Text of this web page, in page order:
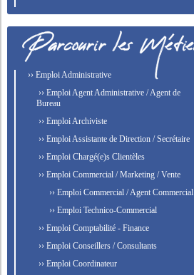
›› Emploi Administrative
›› Emploi Agent Administrative / Agent de
Bureau
›› Emploi Archiviste
›› Emploi Assistante de Direction / Secrétaire
›› Emploi Chargé(e)s Clientèles
›› Emploi Commercial / Marketing / Vente
›› Emploi Commercial / Agent Commercial
›› Emploi Technico-Commercial
›› Emploi Comptabilité - Finance
›› Emploi Conseillers / Consultants
›› Emploi Coordinateur